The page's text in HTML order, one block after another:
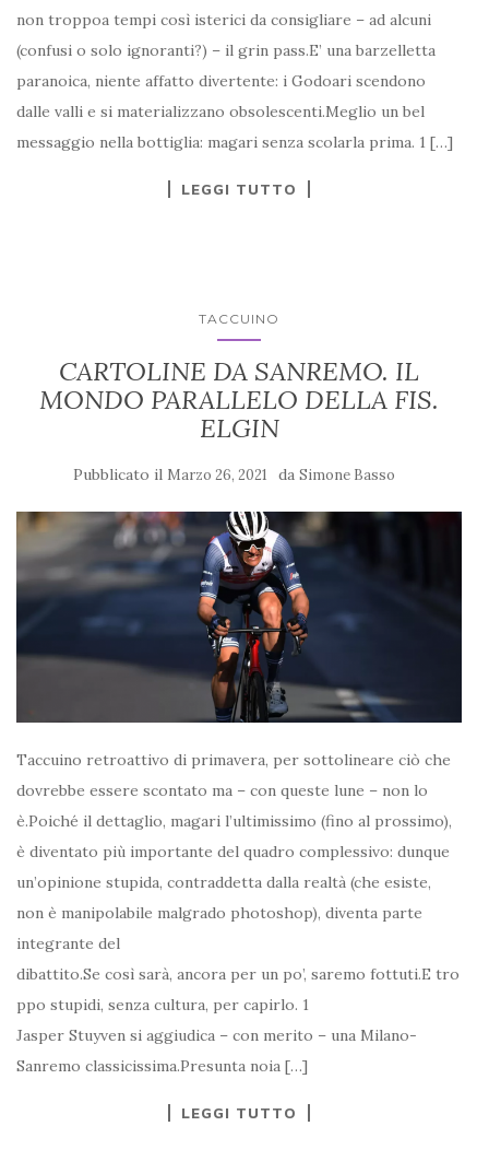
non troppoa tempi così isterici da consigliare – ad alcuni
(confusi o solo ignoranti?) – il grin pass.E’ una barzelletta
paranoica, niente affatto divertente: i Godoari scendono
dalle valli e si materializzano obsolescenti.Meglio un bel
messaggio nella bottiglia: magari senza scolarla prima. 1 […]
LEGGI TUTTO
TACCUINO
CARTOLINE DA SANREMO. IL
MONDO PARALLELO DELLA FIS.
ELGIN
Pubblicato il Marzo 26, 2021 da Simone Basso
Taccuino retroattivo di primavera, per sottolineare ciò che
dovrebbe essere scontato ma – con queste lune – non lo
è.Poiché il dettaglio, magari l’ultimissimo (fino al prossimo),
è diventato più importante del quadro complessivo: dunque
un’opinione stupida, contraddetta dalla realtà (che esiste,
non è manipolabile malgrado photoshop), diventa parte
integrante del
dibattito.Se così sarà, ancora per un po’, saremo fottuti.E tro
ppo stupidi, senza cultura, per capirlo. 1
Jasper Stuyven si aggiudica – con merito – una Milano-
Sanremo classicissima.Presunta noia […]
LEGGI TUTTO